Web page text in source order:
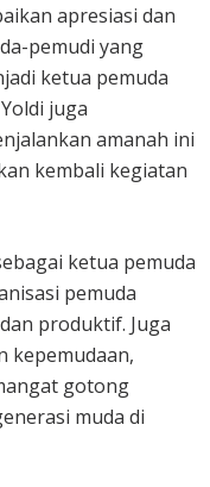
apresiasi dan
pemudi yang
ketua pemuda
juga
amanah ini
kembali kegiatan
ketua pemuda
pemuda
produktif. Juga
kepemudaan,
gotong
muda di